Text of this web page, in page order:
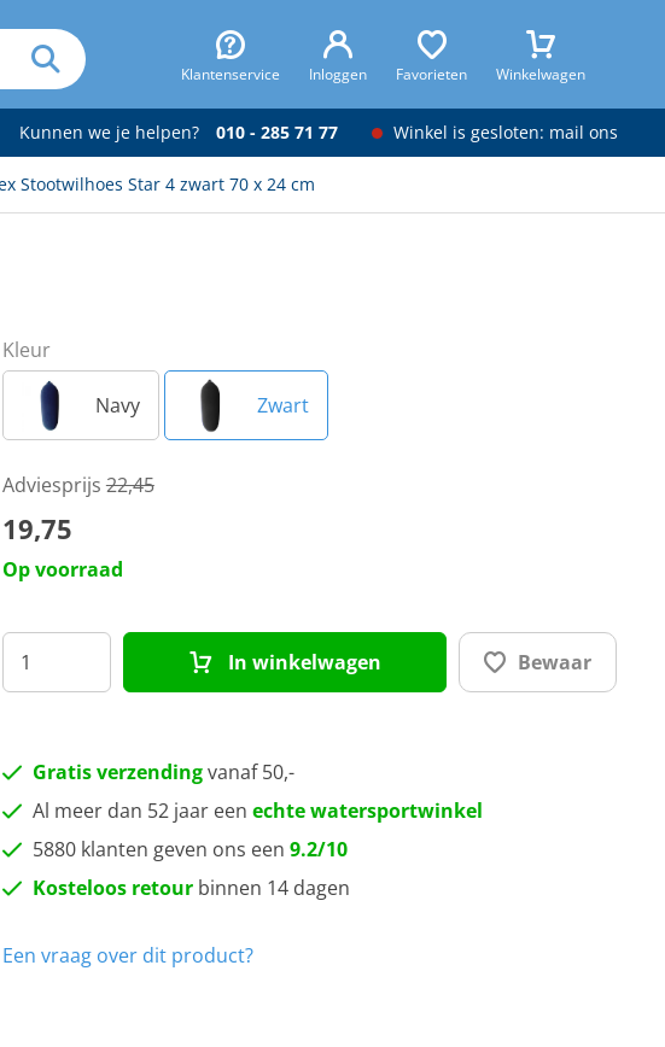
Klantenservice Inloggen Favorieten Winkelwagen
Kunnen we je helpen? 010 - 285 71 77 Winkel is gesloten: mail ons
Stootwilhoes Star 4 zwart 70 x 24 cm
Kleur
Navy Zwart
Adviesprijs22,45
19,75
Op voorraad
In winkelwagen Bewaar
Gratis verzendingvanaf 50,-
Al meer dan 52 jaar een echte watersportwinkel
5880 klanten geven ons een 9.2/10
Kosteloos retourbinnen 14 dagen
Een vraag over dit product?